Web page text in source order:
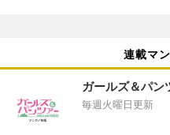
連載マ
ガールズ＆パン
毎週火曜日更新